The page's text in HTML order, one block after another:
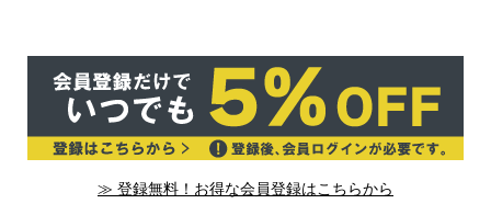
≫ 登録無料！お得な会員登録はこちらから